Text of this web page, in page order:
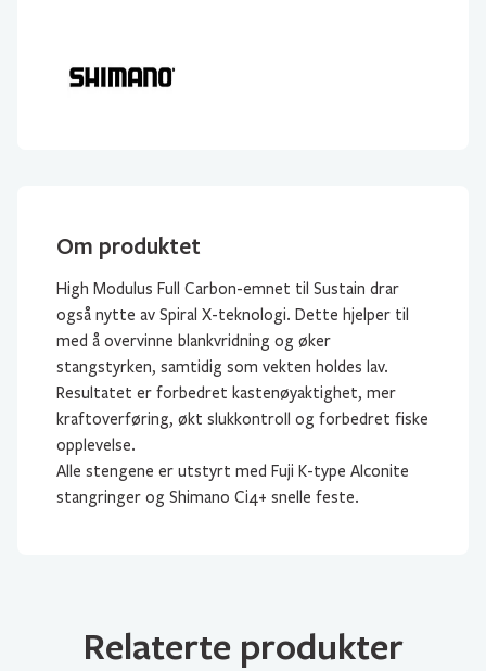
Om produktet
High Modulus Full Carbon-emnet til Sustain drar
også nytte av Spiral X-teknologi. Dette hjelper til
med å overvinne blankvridning og øker
stangstyrken, samtidig som vekten holdes lav.
Resultatet er forbedret kastenøyaktighet, mer
kraftoverføring, økt slukkontroll og forbedret fiske
opplevelse.
Alle stengene er utstyrt med Fuji K-type Alconite
stangringer og Shimano Ci4+ snelle feste.
Relaterte produkter